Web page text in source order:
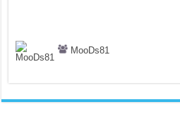
MooDs81